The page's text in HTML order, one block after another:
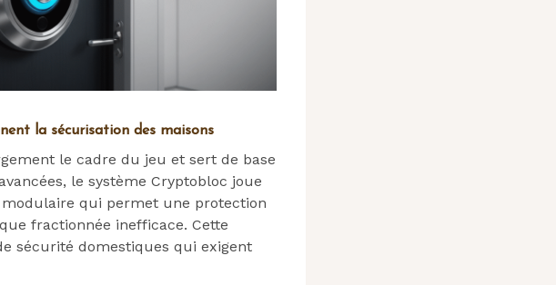
la sécurisation des maisons
le cadre du jeu et sert de base
le système Cryptobloc joue
modulaire qui permet une protection
fractionnée inefficace. Cette
sécurité domestiques qui exigent